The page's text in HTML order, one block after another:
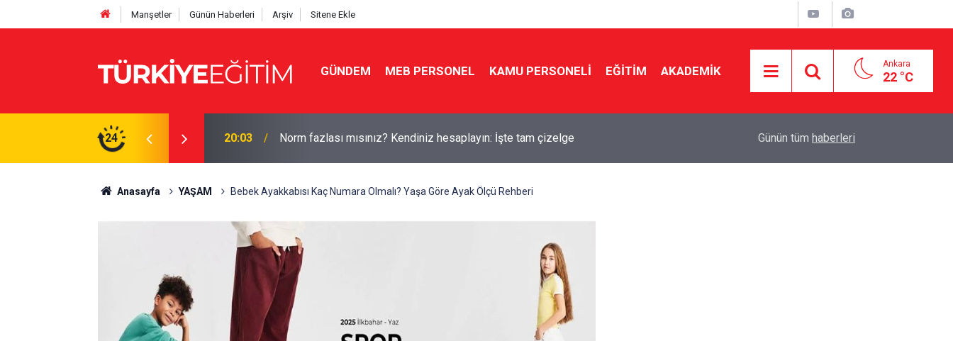
Manşetler Günün Haberleri Arşiv Sitene Ekle
GÜNDEM MEB PERSONEL KAMU PERSONELİ EĞİTİM AKADEMİK Ankara
22 °C
24
İşte tam çizelge 19:56 Bakan Tekin'den yeni sınav sistemi uyarısı: "Eski soru bankaları artık yok" Seçmeli ders düzenlemesi yargıya taşındı!
Günün tüm haberleri
Anasayfa YAŞAM Bebek Ayakkabısı Kaç Numara Olmalı? Yaşa Göre Ayak Ölçü Rehberi